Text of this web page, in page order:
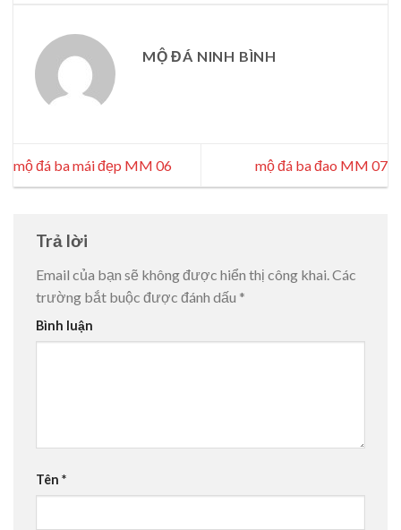
MỘ ĐÁ NINH BÌNH
mộ đá ba mái đẹp MM 06 mộ đá ba đao MM 07
Trả lời
Email của bạn sẽ không được hiển thị công khai.Các
trường bắt buộc được đánh dấu *
Bình luận
Tên *